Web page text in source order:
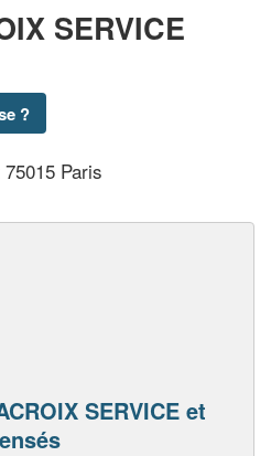
SERVICE
?
Paris
SERVICE et